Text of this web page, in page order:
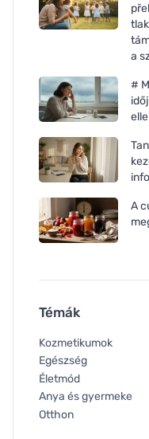
Tierra Verde Edény- és
zöldségkefe nyéllel -
kókuszrostból és fából
a
#
A
Témák
Kozmetikumok
Egészség
Életmód
Anya és gyermeke
Otthon